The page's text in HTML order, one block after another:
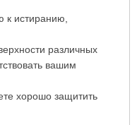
к истиранию,
различных
вашим
хорошо защитить